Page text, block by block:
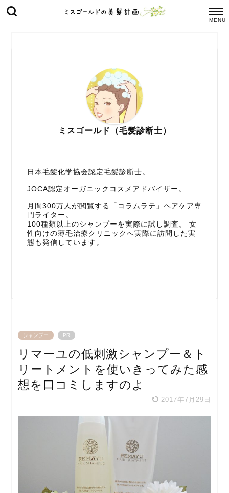
ミスゴールド（毛髪診断士）
日本毛髪化学協会認定毛髪診断士。
JOCA認定オーガニックコスメアドバイザー。
月間300万人が閲覧する「コラムラテ」ヘアケア専
門ライター。
100種類以上のシャンプーを実際に試し調査。 女
性向けの薄毛治療クリニックへ実際に訪問した実
態も発信しています。
シャンプー PR
リマーユの低刺激シャンプー＆ト
リートメントを使いきってみた感
想を口コミしますのよ
2017年7月29日